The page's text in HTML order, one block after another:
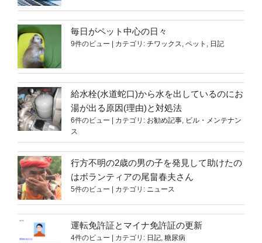
毎日がペット中心の日々
9件のビュー カテゴリ: チワックス, ペット , 日記
給水栓(水道蛇口)から水を出しているのにお
湯が出る原因(理由)と対処法
6件のビュー カテゴリ: お勧め記事, ビル・メンテナン
ス
行方不明の2歳の男の子を発見して助けたの
はボランティアの尾畠春夫さん
5件のビュー カテゴリ: ニュース
運転免許証とマイナ免許証の更新
4件のビュー カテゴリ: 日記, 糖尿病